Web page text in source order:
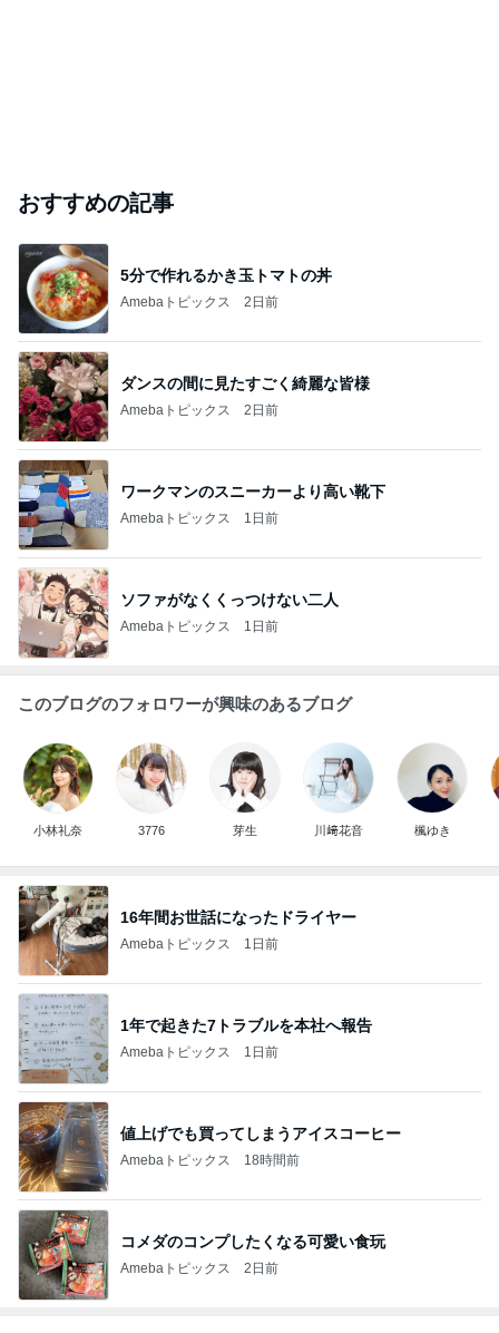
おすすめの記事
5分で作れるかき玉トマトの丼
Amebaトピックス 2日前
ダンスの間に見たすごく綺麗な皆様
Amebaトピックス 2日前
ワークマンのスニーカーより高い靴下
Amebaトピックス 1日前
ソファがなくくっつけない二人
Amebaトピックス 1日前
このブログのフォロワーが興味のあるブログ
小林礼奈 3776 芽生 川﨑花音 楓ゆき
16年間お世話になったドライヤー
Amebaトピックス 1日前
1年で起きた7トラブルを本社へ報告
Amebaトピックス 1日前
値上げでも買ってしまうアイスコーヒー
Amebaトピックス 18時間前
コメダのコンプしたくなる可愛い食玩
Amebaトピックス 2日前